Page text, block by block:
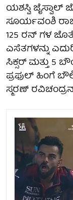
ಯಶಸ್ವಿ ಜೈಸ್ವಾಲ್
ಸೂರ್ಯವಂಶಿ
125 ರನ್ ಗಳ
ಎಸೆತಗಳನ್ನು
ಸಿಕ್ಸರ್ ಮತ್ತು 5
ಪ್ರಫುಲ್ ಹಿಂಗೆ
ಸ್ಮರಣ್